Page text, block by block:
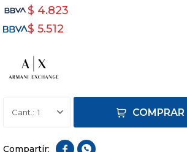
$ 4.823
$ 5.512
1 COMPRAR
 